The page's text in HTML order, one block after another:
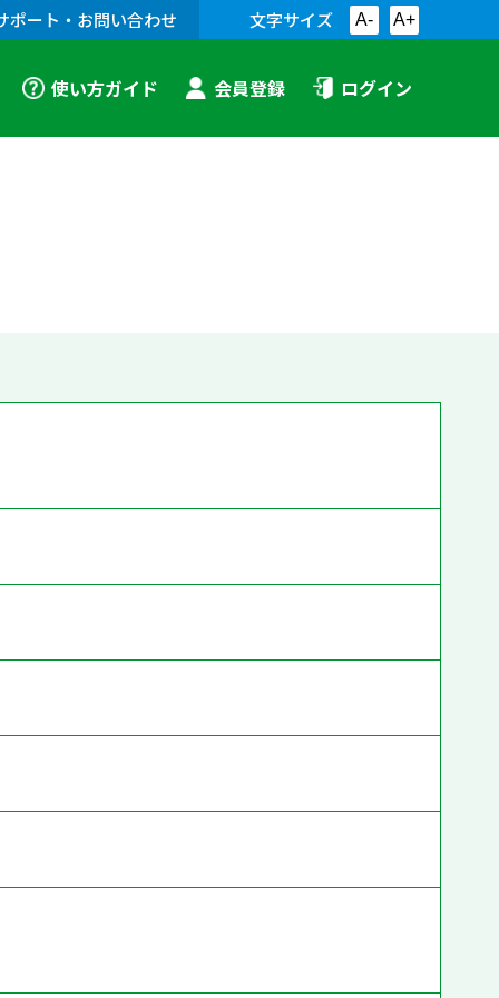
ポート・お問い合わせ 文字サイズ A- A+
使い方ガイド 会員登録 ログイン